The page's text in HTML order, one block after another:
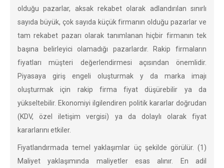
olduğu pazarlar, aksak rekabet olarak adlandırılan sınırlı
sayıda büyük, çok sayıda küçük firmanın olduğu pazarlar ve
tam rekabet pazarı olarak tanımlanan hiçbir firmanın tek
başına belirleyici olamadığı pazarlardır. Rakip firmaların
fiyatları müşteri değerlendirmesi açısından önemlidir.
Piyasaya giriş engeli oluşturmak y da marka imajı
oluşturmak için rakip firma fiyat düşürebilir ya da
yükseltebilir. Ekonomiyi ilgilendiren politik kararlar doğrudan
(KDV, özel iletişim vergisi) ya da dolaylı olarak fiyat
kararlarını etkiler.
Fiyatlandırmada temel yaklaşımlar üç şekilde görülür. (1)
Maliyet yaklaşımında maliyetler esas alınır. En adil